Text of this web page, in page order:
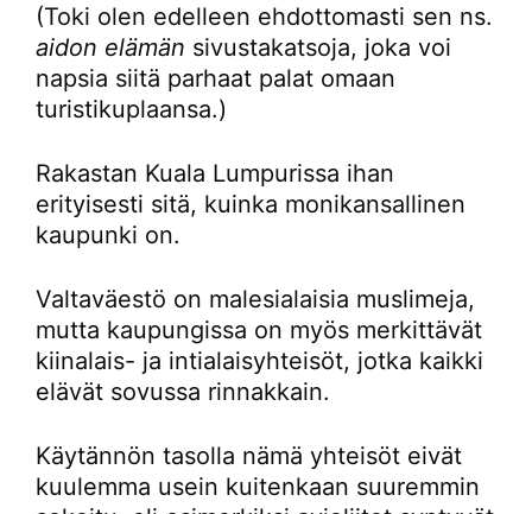
(Toki olen edelleen ehdottomasti sen ns.
aidon elämän sivustakatsoja, joka voi
napsia siitä parhaat palat omaan
turistikuplaansa.)
Rakastan Kuala Lumpurissa ihan
erityisesti sitä, kuinka monikansallinen
kaupunki on.
Valtaväestö on malesialaisia muslimeja,
mutta kaupungissa on myös merkittävät
kiinalais- ja intialaisyhteisöt, jotka kaikki
elävät sovussa rinnakkain.
Käytännön tasolla nämä yhteisöt eivät
kuulemma usein kuitenkaan suuremmin